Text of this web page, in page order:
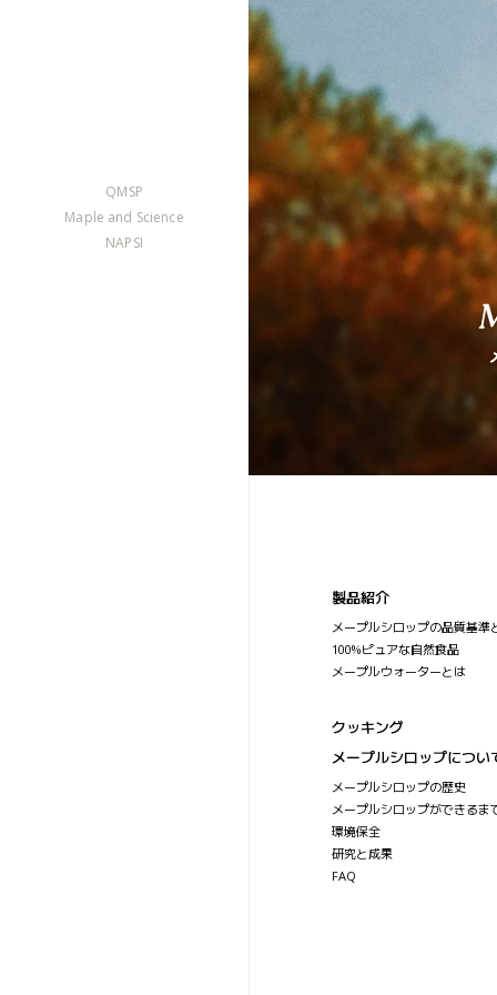
QMSP
Maple and Science
NAPSI
製品紹介
メープルシロップの品質基準
100%ピュアな自然食品
メープルウォーターとは
クッキング
メープルシロップについ
メープルシロップの歴史
メープルシロップができるま
環境保全
研究と成果
FAQ